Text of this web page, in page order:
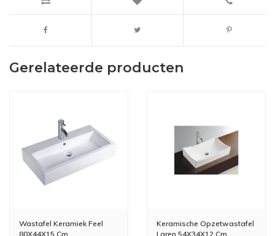
Gerelateerde producten
Wastafel Keramiek Feel
80X44X15 Cm
Keramische Opzetwastafel
Laren 54X34X12 Cm